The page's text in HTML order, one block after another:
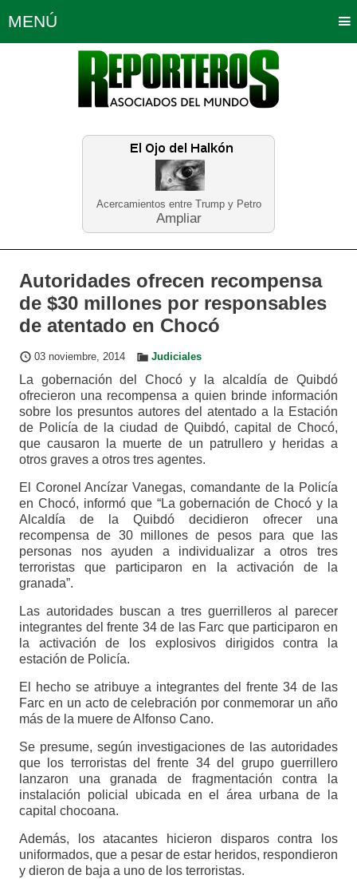
Acercamientos entre Trump y Petro
Ampliar
MENÚ
Política Opinión Bogotá
Planeta Tierra Deportes
Educación Neira
Autoridades ofrecen recompensa
de $30 millones por responsables
de atentado en Chocó
03 noviembre, 2014 Judiciales
La gobernación del Chocó y la alcaldía de Quibdó
ofrecieron una recompensa a quien brinde información
sobre los presuntos autores del atentado a la Estación
de Policía de la ciudad de Quibdó, capital de Chocó,
que causaron la muerte de un patrullero y heridas a
otros graves a otros tres agentes.
El Coronel Ancízar Vanegas, comandante de la Policía
en Chocó, informó que “La gobernación de Chocó y la
Alcaldía de la Quibdó decidieron ofrecer una
recompensa de 30 millones de pesos para que las
personas nos ayuden a individualizar a otros tres
terroristas que participaron en la activación de la
granada”.
Las autoridades buscan a tres guerrilleros al parecer
integrantes del frente 34 de las Farc que participaron en
la activación de los explosivos dirigidos contra la
estación de Policía.
El hecho se atribuye a integrantes del frente 34 de las
Farc en un acto de celebración por conmemorar un año
más de la muere de Alfonso Cano.
Se presume, según investigaciones de las autoridades
que los terroristas del frente 34 del grupo guerrillero
lanzaron una granada de fragmentación contra la
instalación policial ubicada en el área urbana de la
capital chocoana.
Además, los atacantes hicieron disparos contra los
uniformados, que a pesar de estar heridos, respondieron
y dieron de baja a uno de los terroristas.